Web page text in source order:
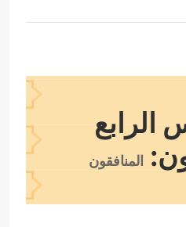
الرابع
المنافقون